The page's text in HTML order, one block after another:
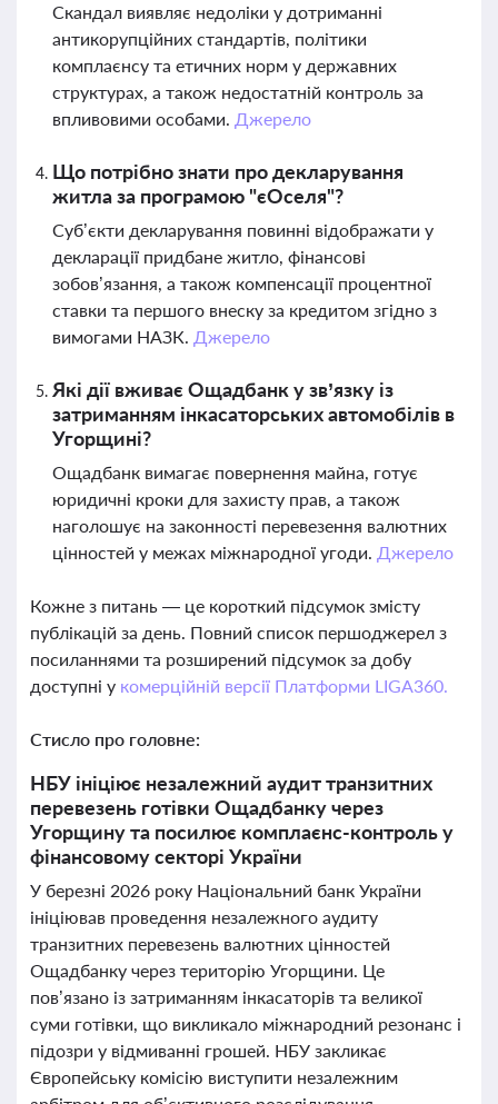
Скандал виявляє недоліки у дотриманні
антикорупційних стандартів, політики
комплаєнсу та етичних норм у державних
структурах, а також недостатній контроль за
впливовими особами. Джерело
Що потрібно знати про декларування
житла за програмою "єОселя"?
Суб’єкти декларування повинні відображати у
декларації придбане житло, фінансові
зобов’язання, а також компенсації процентної
ставки та першого внеску за кредитом згідно з
вимогами НАЗК. Джерело
Які дії вживає Ощадбанк у зв’язку із
затриманням інкасаторських автомобілів в
Угорщині?
Ощадбанк вимагає повернення майна, готує
юридичні кроки для захисту прав, а також
наголошує на законності перевезення валютних
цінностей у межах міжнародної угоди. Джерело
Кожне з питань — це короткий підсумок змісту
публікацій за день. Повний список першоджерел з
посиланнями та розширений підсумок за добу
доступні у комерційній версії Платформи LIGA360.
Стисло про головне:
НБУ ініціює незалежний аудит транзитних
перевезень готівки Ощадбанку через
Угорщину та посилює комплаєнс-контроль у
фінансовому секторі України
У березні 2026 року Національний банк України
ініціював проведення незалежного аудиту
транзитних перевезень валютних цінностей
Ощадбанку через територію Угорщини. Це
пов’язано із затриманням інкасаторів та великої
суми готівки, що викликало міжнародний резонанс і
підозри у відмиванні грошей. НБУ закликає
Європейську комісію виступити незалежним